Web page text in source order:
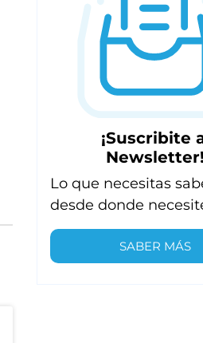
¡Suscribite
Newsletter!
Lo que necesitas
desde donde
SABER MÁS